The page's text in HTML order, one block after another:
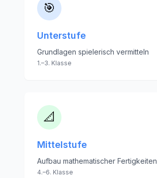
🎯
Unterstufe
Grundlagen spielerisch vermitteln
1.–3. Klasse
📐
Mittelstufe
Aufbau mathematischer Fertigkeiten
4.–6. Klasse